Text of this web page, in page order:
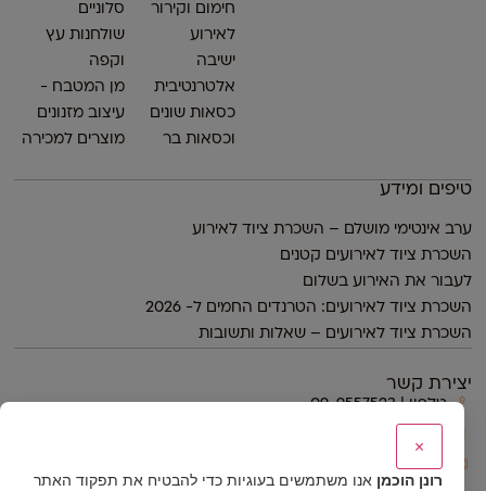
חימום וקירור
לאירוע
ישיבה
אלטרנטיבית
כסאות שונים
וכסאות בר
סלוניים
שולחנות עץ
וקפה
מן המטבח -
עיצוב מזנונים
מוצרים למכירה
טיפים ומידע
ערב אינטימי מושלם – השכרת ציוד לאירוע
השכרת ציוד לאירועים קטנים
לעבור את האירוע בשלום
השכרת ציוד לאירועים: הטרנדים החמים ל- 2026
השכרת ציוד לאירועים – שאלות ותשובות
יצירת קשר
טלפון | 09-9557523
דוא״ל | ronen@ronenh.co.il
×
רונן הוכמן אנו משתמשים בעוגיות כדי להבטיח את תפקוד האתר